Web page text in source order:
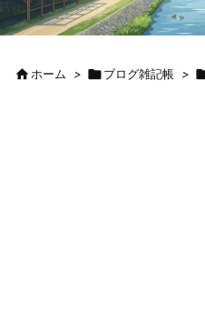
ホーム > ブログ雑記帳 >